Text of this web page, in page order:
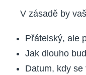
V zásadě by
Přátelský, ale
Jak dlouho
Datum, kdy se